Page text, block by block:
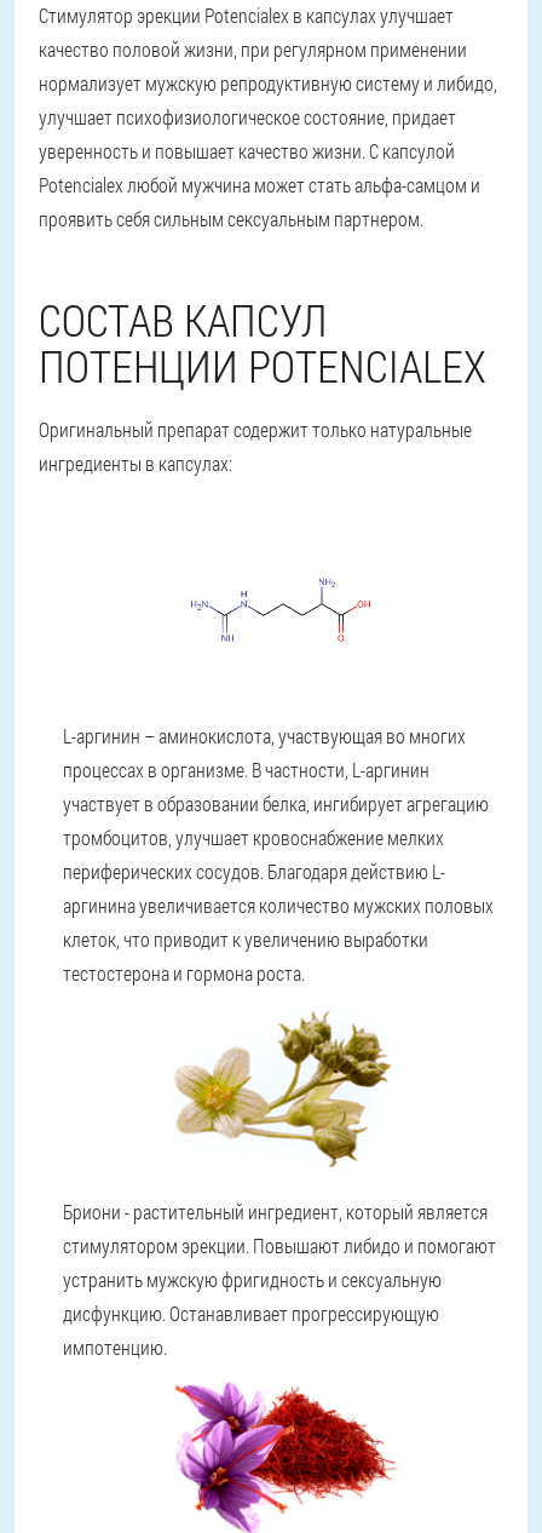
Стимулятор эрекции Potencialex в капсулах улучшает
качество половой жизни, при регулярном применении
нормализует мужскую репродуктивную систему и либидо,
улучшает психофизиологическое состояние, придает
уверенность и повышает качество жизни. С капсулой
Potencialex любой мужчина может стать альфа-самцом и
проявить себя сильным сексуальным партнером.
СОСТАВ КАПСУЛ
ПОТЕНЦИИ POTENCIALEX
Оригинальный препарат содержит только натуральные
ингредиенты в капсулах:
L-аргинин – аминокислота, участвующая во многих
процессах в организме. В частности, L-аргинин
участвует в образовании белка, ингибирует агрегацию
тромбоцитов, улучшает кровоснабжение мелких
периферических сосудов. Благодаря действию L-
аргинина увеличивается количество мужских половых
клеток, что приводит к увеличению выработки
тестостерона и гормона роста.
Бриони - растительный ингредиент, который является
стимулятором эрекции. Повышают либидо и помогают
устранить мужскую фригидность и сексуальную
дисфункцию. Останавливает прогрессирующую
импотенцию.